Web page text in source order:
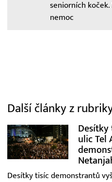
seniorních
nemoc
Další články z
Desítky
ulic Tel
Desítky tisíc demonstrantů